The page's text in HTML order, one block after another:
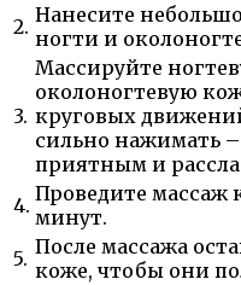
2. Нанесите
ногти и
3.
Массируйте
околоногтевую
круговых
сильно нажимать
приятным и
4. Проведите массаж
минут.
5. После массажа
коже, чтобы они